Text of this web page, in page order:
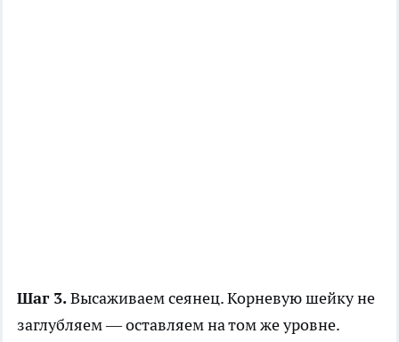
Шаг 3.Высаживаем сеянец. Корневую шейку не
заглубляем — оставляем на том же уровне.